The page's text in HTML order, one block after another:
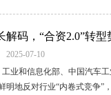
解码，“合资2.0”转
2025-07-10
工业和信息化部、中国汽车
明地反对行业“内卷式竞争”